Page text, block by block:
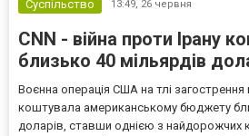
Суспільство 13:49, 26 червня
CNN - війна проти Ірану
близько 40 мільярдів
Воєнна операція США на тлі
коштувала американському бюджету
доларів, ставши однією з найдорожчих